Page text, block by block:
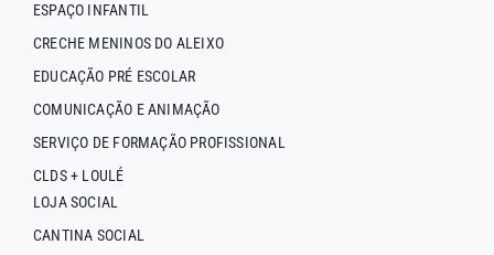
ESPAÇO INFANTIL
CRECHE MENINOS DO ALEIXO
EDUCAÇÃO PRÉ ESCOLAR
COMUNICAÇÃO E ANIMAÇÃO
SERVIÇO DE FORMAÇÃO PROFISSIONAL
CLDS + LOULÉ
LOJA SOCIAL
CANTINA SOCIAL